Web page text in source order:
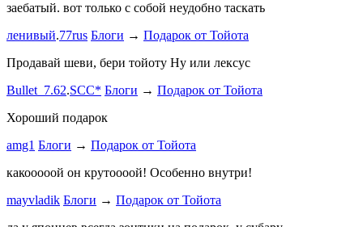
заебатый. вот только с собой неудобно таскать
ленивый.77rus Блоги → Подарок от Тойота
Продавай шеви, бери тойоту Ну или лексус
Bullet_7.62.SCC* Блоги → Подарок от Тойота
Хороший подарок
amg1 Блоги → Подарок от Тойота
какооооой он крутоооой! Особенно внутри!
mayvladik Блоги → Подарок от Тойота